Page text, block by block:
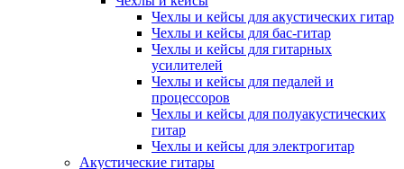
Чехлы и кейсы для акустических гитар
Чехлы и кейсы для бас-гитар
Чехлы и кейсы для гитарных
усилителей
Чехлы и кейсы для педалей и
процессоров
Чехлы и кейсы для полуакустических
гитар
Чехлы и кейсы для электрогитар
Акустические гитары